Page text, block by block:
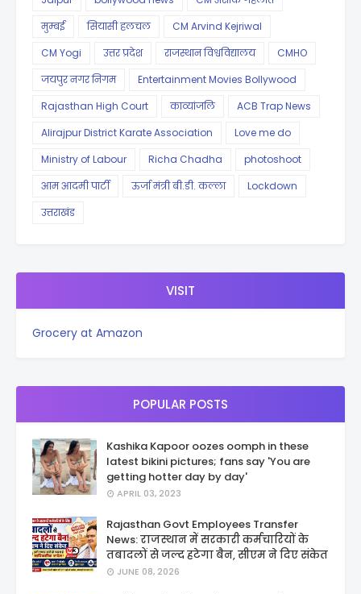
मुम्बई
सियासी हलचल
CM Arvind Kejriwal
CM Yogi
उत्तर प्रदेश राजस्थान विश्वविद्यालय
CMHO
जयपुर नगर निगम
Entertainment Movies Bollywood
Rajasthan High Court
काव्यांजलि
ACB Trap News
Alirajpur District Karate Association
Love me do
Ministry of Labour
Richa Chadha
photoshoot
आम आदमी पार्टी
ऊर्जा मंत्री बी.डी. कल्ला
Lockdown
उत्तराखंड
VISIT
Grocery at Amazon
POPULAR POSTS
Kashika Kapoor oozes oomph in these
latest bikini pictures; fans say 'You are
getting hotter day by day'
APRIL 03, 2023
Rajasthan Govt Employees Transfer
News: राजस्थान में सरकारी कर्मचारियों के
तबादलों से जल्द हटेगा बैन, सीएम ने दिए संकेत
JUNE 08, 2026